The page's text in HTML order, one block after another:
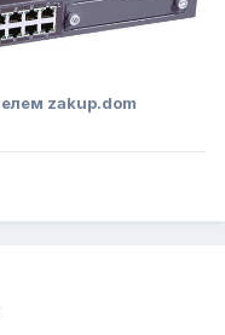
zakup.dom